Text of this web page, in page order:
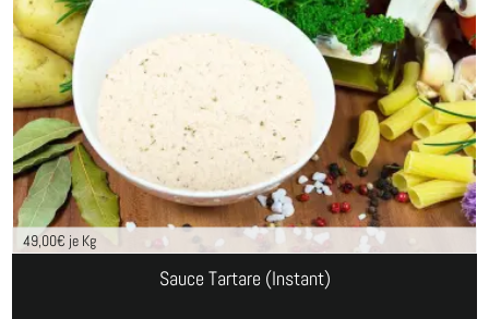
49,00€ je Kg
Sauce Tartare (Instant)